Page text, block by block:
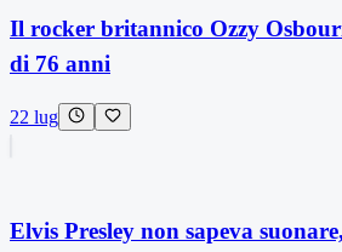
Il rocker britannico Ozzy
di 76 anni
22 lug
Elvis Presley non sapeva